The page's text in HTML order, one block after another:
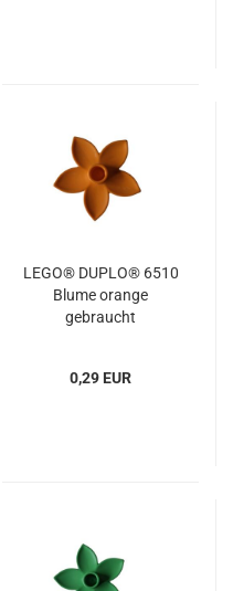
LEGO® DUPLO® 6510
Blume orange
gebraucht
0,29 EUR